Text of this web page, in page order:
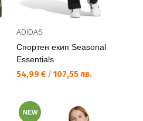
ADIDAS
Спортен екип Seasonal
Essentials
Текуща цена:
54,99 € / 107,55 лв.
NEW